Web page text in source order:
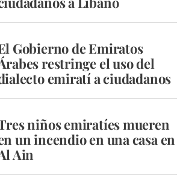
Gobierno de Emiratos
restringe el uso del
emiratí a ciudadanos
niños emiratíes mueren
un incendio en una casa en
Ain